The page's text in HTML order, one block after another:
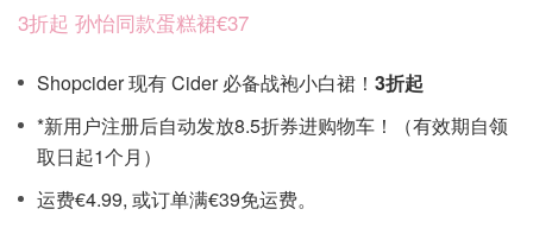
3折起 孙怡同款蛋糕裙€37
Shopcider 现有 Cider 必备战袍小白裙！ 3折起
*新用户注册后自动发放8.5折券进购物车！（有效期自领
取日起1个月）
运费€4.99, 或订单满€39免运费。